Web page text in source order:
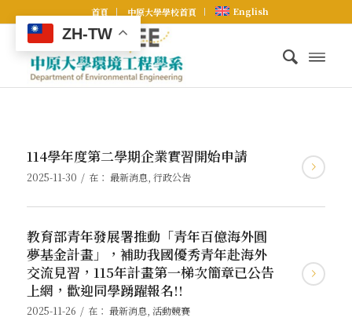
首頁 中原大學學校首頁 English
114學年度第二學期企業實習開始申請
2025-11-30 / 在： 最新消息 行政公告
教育部青年發展署推動「青年百億海外圓
夢基金計畫」，補助我國優秀青年赴海外
交流見習，115年計畫第一梯次簡章已公告
上網，歡迎同學踴躍報名!!
2025-11-26 / 在： 最新消息 活動競賽
ZH-TW